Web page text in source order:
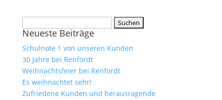
nach:
Neueste Beiträge
Schulnote 1 von unseren Kunden
30 Jahre bei Renfordt
Weihnachtsfeier bei Renfordt
Es weihnachtet sehr!
Zufriedene Kunden und herausragende